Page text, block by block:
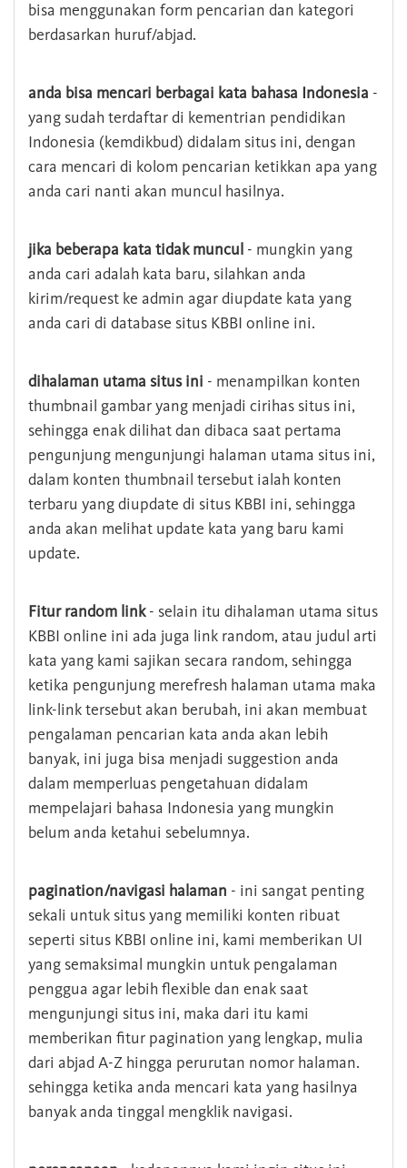
bisa menggunakan form pencarian dan kategori
berdasarkan huruf/abjad.
anda bisa mencari berbagai kata bahasa Indonesia -
yang sudah terdaftar di kementrian pendidikan
Indonesia (kemdikbud) didalam situs ini, dengan
cara mencari di kolom pencarian ketikkan apa yang
anda cari nanti akan muncul hasilnya.
jika beberapa kata tidak muncul - mungkin yang
anda cari adalah kata baru, silahkan anda
kirim/request ke admin agar diupdate kata yang
anda cari di database situs KBBI online ini.
dihalaman utama situs ini - menampilkan konten
thumbnail gambar yang menjadi cirihas situs ini,
sehingga enak dilihat dan dibaca saat pertama
pengunjung mengunjungi halaman utama situs ini,
dalam konten thumbnail tersebut ialah konten
terbaru yang diupdate di situs KBBI ini, sehingga
anda akan melihat update kata yang baru kami
update.
Fitur random link- selain itu dihalaman utama situs
KBBI online ini ada juga link random, atau judul arti
kata yang kami sajikan secara random, sehingga
ketika pengunjung merefresh halaman utama maka
link-link tersebut akan berubah, ini akan membuat
pengalaman pencarian kata anda akan lebih
banyak, ini juga bisa menjadi suggestion anda
dalam memperluas pengetahuan didalam
mempelajari bahasa Indonesia yang mungkin
belum anda ketahui sebelumnya.
pagination/navigasi halaman - ini sangat penting
sekali untuk situs yang memiliki konten ribuat
seperti situs KBBI online ini, kami memberikan UI
yang semaksimal mungkin untuk pengalaman
penggua agar lebih flexible dan enak saat
mengunjungi situs ini, maka dari itu kami
memberikan fitur pagination yang lengkap, mulia
dari abjad A-Z hingga perurutan nomor halaman.
sehingga ketika anda mencari kata yang hasilnya
banyak anda tinggal mengklik navigasi.